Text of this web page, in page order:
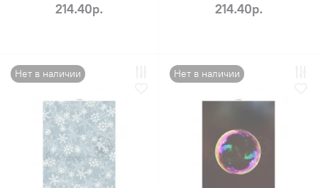
214.40р. 214.40р.
Нет в наличии Нет в наличии